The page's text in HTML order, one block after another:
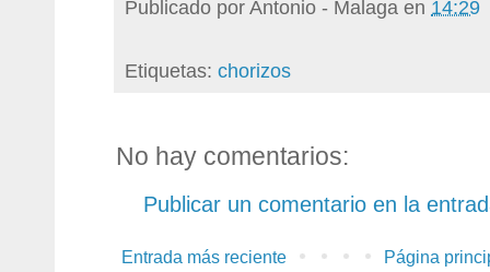
Publicado porAntonio - Malaga en 14:29
Etiquetas: chorizos
No hay comentarios:
Publicar un comentario en la
Entrada más reciente Página